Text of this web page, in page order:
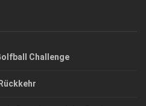
Challenge